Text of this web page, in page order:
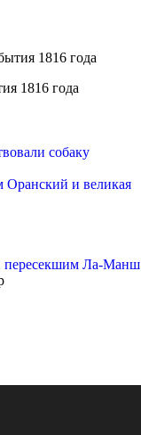
1816 года
1816 года
собаку
Оранский и великая
пересекшим Ла-Манш